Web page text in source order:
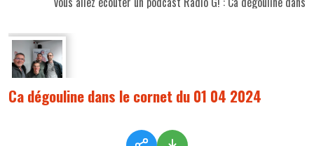
Ca dégouline dans le cornet du 01 04 2024